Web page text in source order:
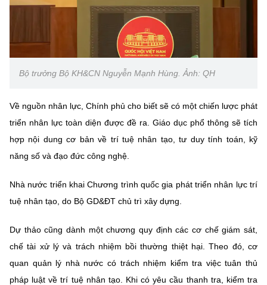
Liên hệ
Địa chỉ: Ban Biên tập Cổng TTĐT - 18 Nguyễn Du, TP. Hà Nội
Email:stc@mst.gov.vn
©2026 Bản quyền thuộc Bộ Khoa Học và Công Nghệ
(Ghi rõ nguồn "https://mst.gov.vn" khi phát hành lại thông tin từ
Bộ trưởng Bộ KH&CN Nguyễn Mạnh Hùng. Ảnh: QH
Về nguồn nhân lực, Chính phủ cho biết sẽ có một chiến lược phát
triển nhân lực toàn diện được đề ra. Giáo dục phổ thông sẽ tích
hợp nội dung cơ bản về trí tuệ nhân tạo, tư duy tính toán, kỹ
năng số và đạo đức công nghệ.
Nhà nước triển khai Chương trình quốc gia phát triển nhân lực trí
tuệ nhân tạo, do Bộ GD&ĐT chủ trì xây dựng.
Dự thảo cũng dành một chương quy định các cơ chế giám sát,
chế tài xử lý và trách nhiệm bồi thường thiệt hại. Theo đó, cơ
quan quản lý nhà nước có trách nhiệm kiểm tra việc tuân thủ
pháp luật về trí tuệ nhân tạo. Khi có yêu cầu thanh tra, kiểm tra